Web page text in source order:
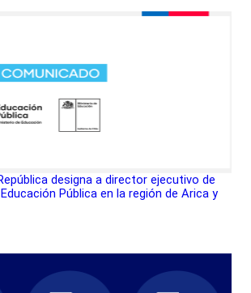
designa a director ejecutivo de
Pública en la región de Arica y